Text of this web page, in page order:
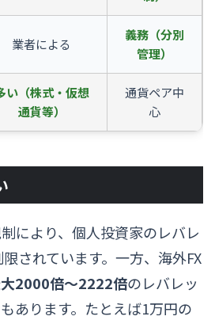
業者による
義務（分別
管理）
い（株式・仮想
通貨等）
通貨ペア中
心
により、個人投資家のレバレ
限されています。一方、海外FX
2000倍〜2222倍のレバレッ
あります。たとえば1万円の